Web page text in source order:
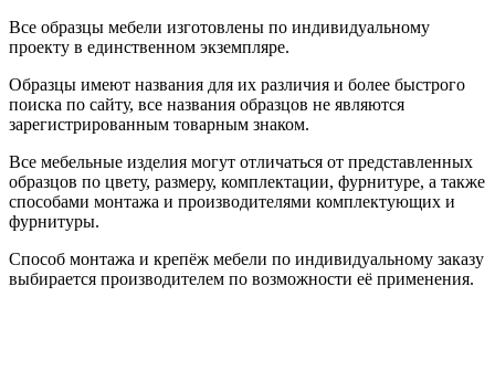
Все образцы мебели изготовлены по индивидуальному
проекту в единственном экземпляре.
Образцы имеют названия для их различия и более быстрого
поиска по сайту, все названия образцов не являются
зарегистрированным товарным знаком.
Все мебельные изделия могут отличаться от представленных
образцов по цвету, размеру, комплектации, фурнитуре, а также
способами монтажа и производителями комплектующих и
фурнитуры.
Способ монтажа и крепёж мебели по индивидуальному заказу
выбирается производителем по возможности её применения.